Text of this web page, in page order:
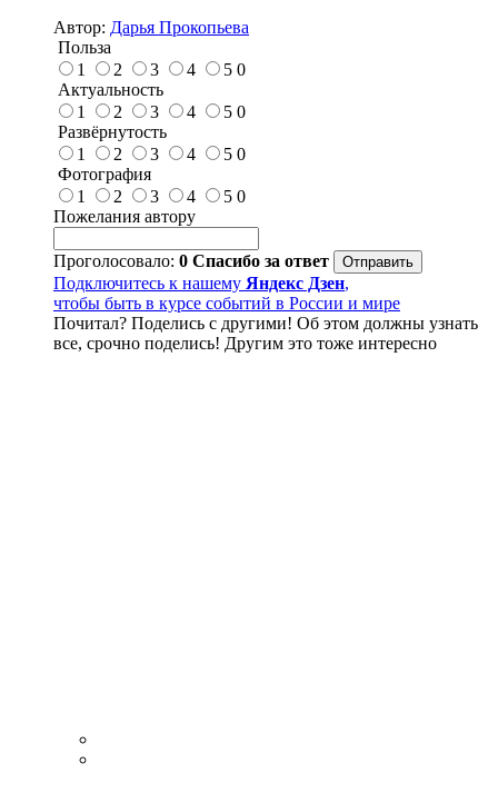
Автор: Дарья Прокопьева
Польза
1
2 3 4 5 0
Актуальность
1
2 3 4 5 0
Развёрнутость
1
2 3 4 5 0
Фотография
1
2 3 4 5 0
Пожелания автору
Проголосовало: 0 Спасибо за ответ
Подключитесь к нашему Яндекс Дзен,
чтобы быть в курсе событий в России и мире
Почитал? Поделись с другими! Об этом должны узнать
все, срочно поделись! Другим это тоже интересно